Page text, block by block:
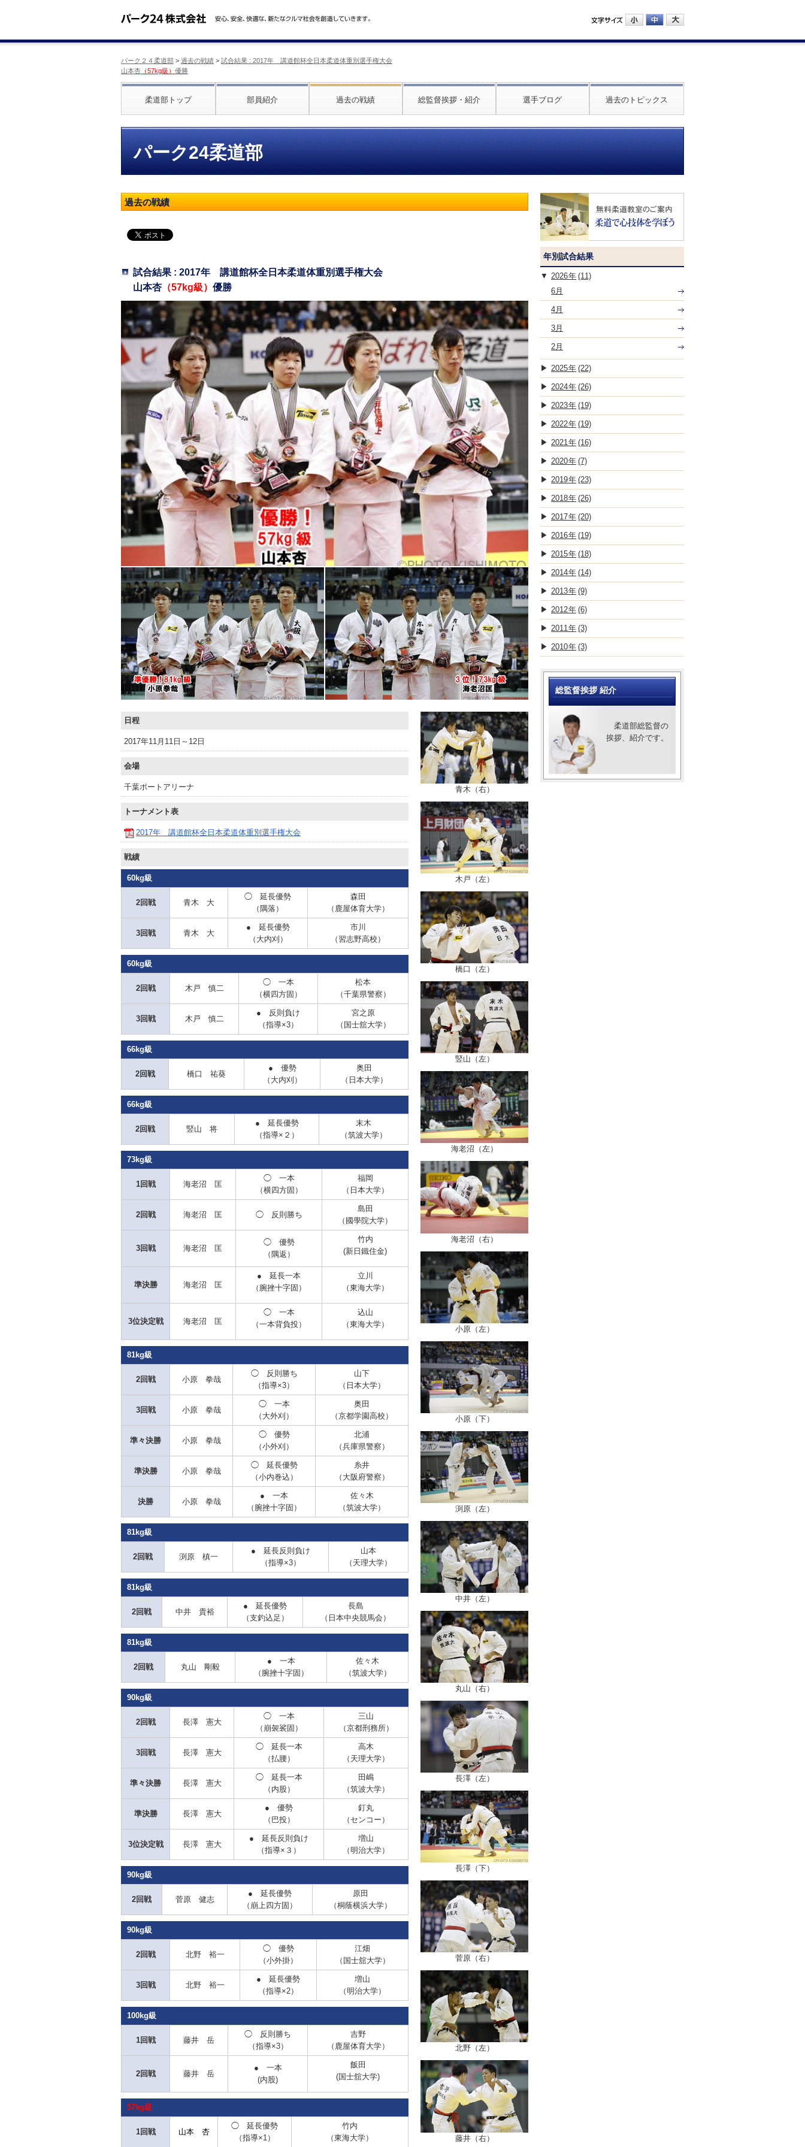
パーク２４柔道部 > 過去の戦績 > 試合結果 : 2017年 講道館杯全日本柔道体重別選手権大会
山本杏 （57kg級） 優勝
柔道部トップ 部員紹介 過去の戦績 総監督挨拶・紹介 選手ブログ 過去のトピックス
パーク24柔道部
過去の戦績
試合結果 : 2017年 講道館杯全日本柔道体重別選手権大会
山本杏 （57kg級） 優勝
青木（右）
木戸（左）
橋口（左）
竪山（左）
海老沼（左）
海老沼（右）
小原（左）
小原（下）
渕原（左）
中井（左）
丸山（右）
長澤（左）
長澤（下）
菅原（右）
北野（左）
藤井（右）
日程
2017年11月11日～12日
会場
千葉ポートアリーナ
トーナメント表
2017年 講道館杯全日本柔道体重別選手権大会
戦績
60kg級
2回戦 青木 大
◯ 延長優勢
（隅落）
森田
（鹿屋体育大学）
3回戦 青木 大
● 延長優勢
（大内刈）
市川
（習志野高校）
60kg級
2回戦 木戸 慎二
◯一本
（横四方固）
松本
（千葉県警察）
3回戦 木戸 慎二
● 反則負け
（指導×3）
宮之原
（国士舘大学）
66kg級
2回戦 橋口 祐葵
● 優勢
（大内刈）
奥田
（日本大学）
66kg級
2回戦 竪山 将
● 延長優勢
（指導×２）
末木
（筑波大学）
73kg級
1回戦 海老沼 匡
◯一本
（横四方固）
福岡
（日本大学）
2回戦 海老沼 匡 ◯反則勝ち
島田
（國學院大学）
3回戦 海老沼 匡
◯ 優勢
（隅返）
竹内
(新日鐵住金)
準決勝 海老沼 匡
● 延長一本
（腕挫十字固）
立川
（東海大学）
3位決定戦 海老沼 匡
◯ 一本
（一本背負投）
込山
（東海大学）
81kg級
2回戦 小原 拳哉
◯反則勝ち
（指導×3）
山下
（日本大学）
3回戦 小原 拳哉
◯ 一本
（大外刈）
奥田
（京都学園高校）
準々決勝 小原 拳哉
◯ 優勢
（小外刈）
北浦
（兵庫県警察）
準決勝 小原 拳哉
◯ 延長優勢
（小内巻込）
糸井
（大阪府警察）
決勝 小原 拳哉
● 一本
（腕挫十字固）
佐々木
（筑波大学）
81kg級
2回戦 渕原 槙一
● 延長反則負け
（指導×3）
山本
（天理大学）
81kg級
2回戦 中井 貴裕
● 延長優勢
（支釣込足）
長島
（日本中央競馬会）
81kg級
2回戦 丸山 剛毅
● 一本
（腕挫十字固）
佐々木
（筑波大学）
90kg級
2回戦 長澤 憲大
◯一本
（崩袈裟固）
三山
（京都刑務所）
3回戦 長澤 憲大
◯延長一本
（払腰）
高木
（天理大学）
準々決勝 長澤 憲大
◯延長一本
（内股）
田嶋
（筑波大学）
準決勝 長澤 憲大
● 優勢
（巴投）
釘丸
（センコー）
3位決定戦 長澤 憲大
● 延長反則負け
（指導×３）
増山
（明治大学）
90kg級
2回戦 菅原 健志
● 延長優勢
（崩上四方固）
原田
（桐蔭横浜大学）
90kg級
2回戦 北野 裕一
◯優勢
（小外掛）
江畑
（国士舘大学）
3回戦 北野 裕一
● 延長優勢
（指導×2）
増山
（明治大学）
100kg級
1回戦 藤井 岳
◯ 反則勝ち
（指導×3）
吉野
（鹿屋体育大学）
2回戦 藤井 岳
● 一本
(内股)
飯田
(国士舘大学)
57kg級
1回戦 山本 杏
◯ 延長優勢
（指導×1）
竹内
（東海大学）
年別試合結果
2026
(11)
6月
4月
3月
2月
2025 (22)
2024 (26)
2023 (19)
2022 (19)
2021 (16)
2020 (7)
2019 (23)
2018 (26)
2017 (20)
2016 (19)
2015 (18)
2014 (14)
2013 (9)
2012 (6)
2011 (3)
2010 (3)
総監督挨拶 紹介
柔道部総監督の
挨拶、紹介です。